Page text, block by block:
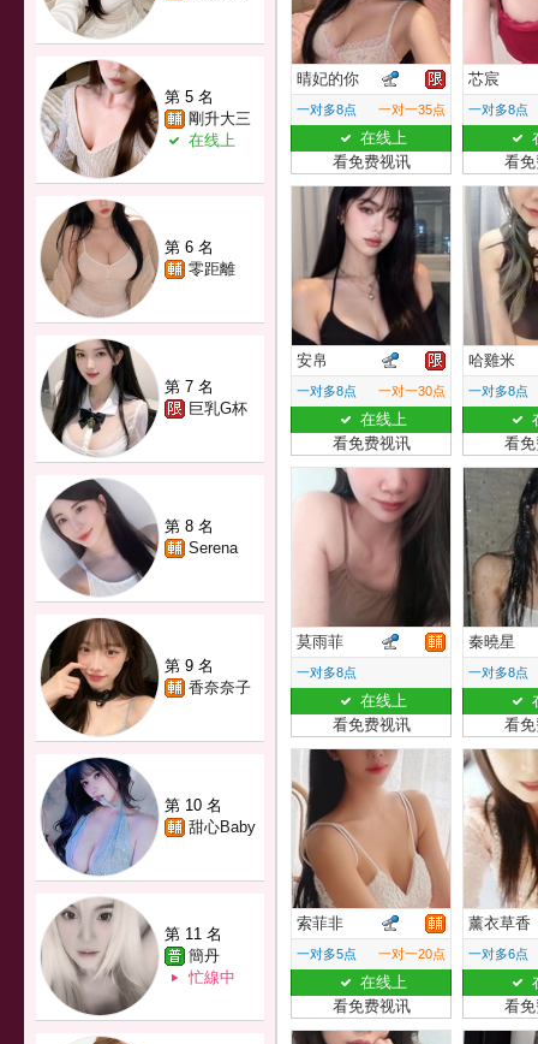
第 5 名
剛升大三
在线上
第 6 名
零距離
第 7 名
巨乳G杯
第 8 名
Serena
第 9 名
香奈奈子
第 10 名
甜心Baby
第 11 名
簡丹
忙線中
晴妃的你
一对多8点 一对一35点
在线上
看免费视讯
芯宸
一对多8点
看
安帛
一对多8点 一对一30点
在线上
看免费视讯
哈雞米
一对多8点
看
莫雨菲
一对多8点
在线上
看免费视讯
秦曉星
一对多8点
看
索菲非
一对多5点 一对一20点
在线上
看免费视讯
薰衣草香
一对多6点
看